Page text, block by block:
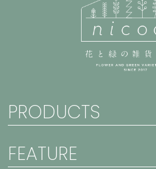
PRODUCTS
FEATURE